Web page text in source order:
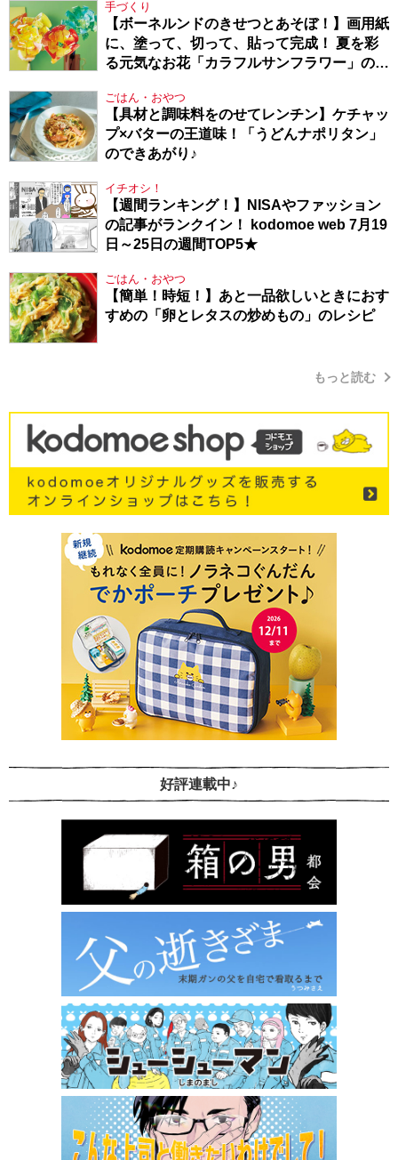
手づくり
【ボーネルンドのきせつとあそぼ！】画用紙
に、塗って、切って、貼って完成！ 夏を彩
る元気なお花「カラフルサンフラワー」の作
ごはん・おやつ
【具材と調味料をのせてレンチン】ケチャッ
プ×バターの王道味！「うどんナポリタン」
のできあがり♪
イチオシ！
【週間ランキング！】NISAやファッション
の記事がランクイン！ kodomoe web 7月19
日～25日の週間TOP5★
ごはん・おやつ
【簡単！時短！】あと一品欲しいときにおす
すめの「卵とレタスの炒めもの」のレシピ
もっと読む
好評連載中♪